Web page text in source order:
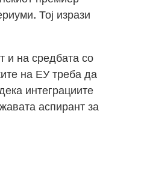
Тој изрази
и на средбата со
на ЕУ треба да
интеграциите
аспирант за